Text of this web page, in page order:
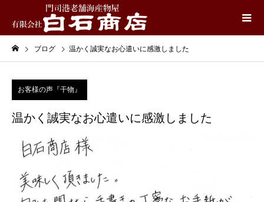
ブログ 温かく誠実なお心遣いに感激しました
お客様の声『干物』
温かく誠実なお心遣いに感激しました